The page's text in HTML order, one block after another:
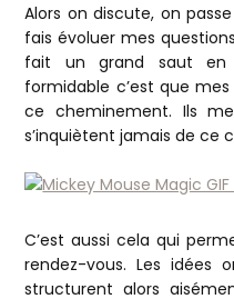
Alors on discute, on
fais évoluer mes
fait un grand saut
formidable c’est que
ce cheminement. Ils
s’inquiètent jamais de ce
C’est aussi cela qui
rendez-vous. Les idées
structurent alors